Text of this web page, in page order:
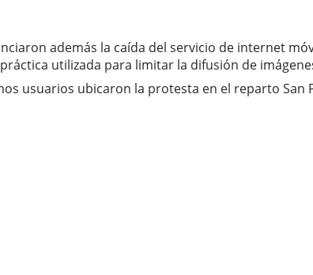
además la caída del servicio de internet
utilizada para limitar la difusión de
usuarios ubicaron la protesta en el reparto